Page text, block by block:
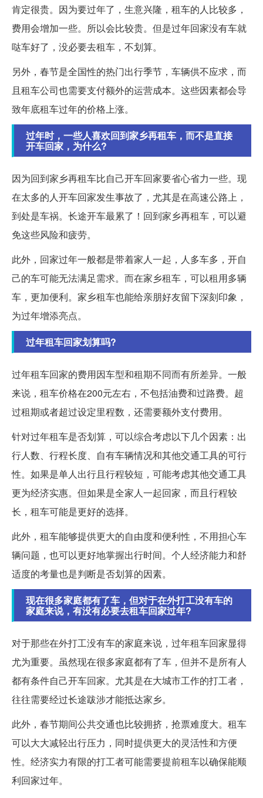
肯定很贵。因为要过年了，生意兴隆，租车的人比较多，
费用会增加一些。所以会比较贵。但是过年回家没有车就
哒车好了，没必要去租车，不划算。
另外，春节是全国性的热门出行季节，车辆供不应求，而
且租车公司也需要支付额外的运营成本。这些因素都会导
致年底租车过年的价格上涨。
过年时，一些人喜欢回到家乡再租车，而不是直接
开车回家，为什么?
因为回到家乡再租车比自己开车回家要省心省力一些。现
在太多的人开车回家发生事故了，尤其是在高速公路上，
到处是车祸。长途开车最累了！回到家乡再租车，可以避
免这些风险和疲劳。
此外，回家过年一般都是带着家人一起，人多车多，开自
己的车可能无法满足需求。而在家乡租车，可以租用多辆
车，更加便利。家乡租车也能给亲朋好友留下深刻印象，
为过年增添亮点。
过年租车回家划算吗?
过年租车回家的费用因车型和租期不同而有所差异。一般
来说，租车价格在200元左右，不包括油费和过路费。超
过租期或者超过设定里程数，还需要额外支付费用。
针对过年租车是否划算，可以综合考虑以下几个因素：出
行人数、行程长度、自有车辆情况和其他交通工具的可行
性。如果是单人出行且行程较短，可能考虑其他交通工具
更为经济实惠。但如果是全家人一起回家，而且行程较
长，租车可能是更好的选择。
此外，租车能够提供更大的自由度和便利性，不用担心车
辆问题，也可以更好地掌握出行时间。个人经济能力和舒
适度的考量也是判断是否划算的因素。
现在很多家庭都有了车，但对于在外打工没有车的
家庭来说，有没有必要去租车回家过年?
对于那些在外打工没有车的家庭来说，过年租车回家显得
尤为重要。虽然现在很多家庭都有了车，但并不是所有人
都有条件自己开车回家。尤其是在大城市工作的打工者，
往往需要经过长途跋涉才能抵达家乡。
此外，春节期间公共交通也比较拥挤，抢票难度大。租车
可以大大减轻出行压力，同时提供更大的灵活性和方便
性。经济实力有限的打工者可能需要提前租车以确保能顺
利回家过年。